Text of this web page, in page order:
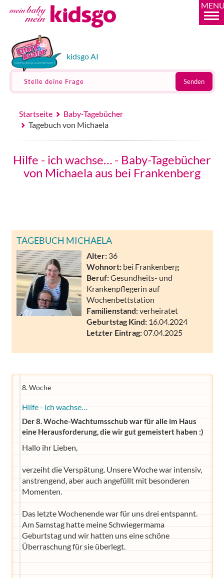
kidsgo AI
Stelle deine Frage Senden
Startseite
Baby-Tagebücher
Tagebuch von Michaela
Hilfe - ich wachse… - Baby-Tagebücher
von Michaela aus bei Frankenberg
TAGEBUCH MICHAELA
Alter: 36
Wohnort: bei Frankenberg
Beruf:Gesundheits- und
Krankenpflegerin auf
Wochenbettstation
Familienstand:verheiratet
Geburtstag Kind: 16.04.2024
Letzter Eintrag:07.04.2025
8. Woche
Hilfe - ich wachse…
Der 8. Woche-Wachtumsschub war für alle im Haus
eine Herausforderung, die wir gut gemeistert haben :)
Hallo ihr Lieben,
verzeiht die Verspätung. Unsere Woche war intensiv,
anstrengend, aber auch angefüllt mit besonderen
Momenten.
Das letzte Wochenende war für uns drei entspannt.
Am Samstag hatte meine Schwiegermama
Geburtstag und wir hatten uns eine schöne
Überraschung für sie überlegt.